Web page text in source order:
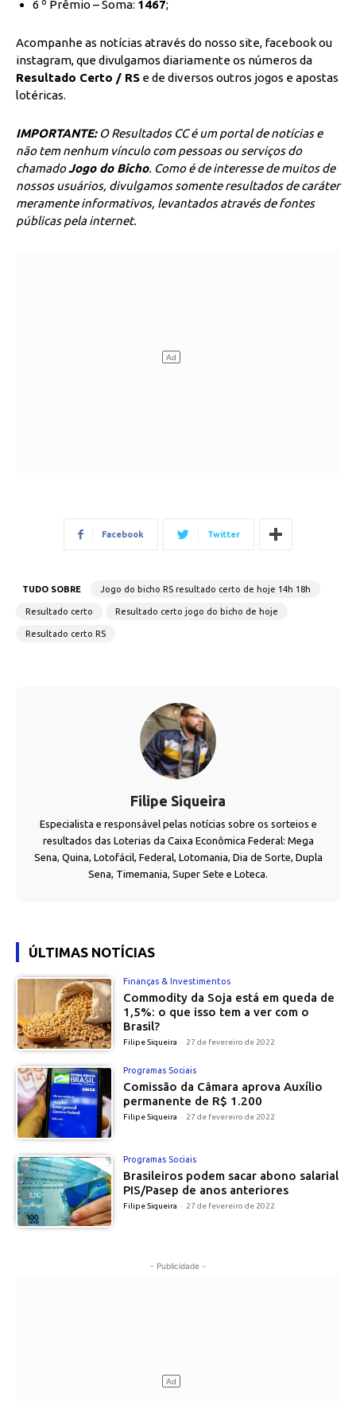
6 º Prêmio – Soma: 1467;
Acompanhe as notícias através do nosso site, facebook ou
instagram, que divulgamos diariamente os números da
Resultado Certo / RS e de diversos outros jogos e apostas
lotéricas.
IMPORTANTE:O Resultados CC é um portal de notícias e
não tem nenhum vínculo com pessoas ou serviços do
chamadoJogo do Bicho. Como é de interesse de muitos de
nossos usuários, divulgamos somente resultados de caráter
meramente informativos, levantados através de fontes
públicas pela internet.
Facebook Twitter
TUDO SOBRE Jogo do bicho RS resultado certo de hoje 14h 18h
Resultado certo Resultado certo jogo do bicho de hoje
Resultado certo RS
Filipe Siqueira
Especialista e responsável pelas notícias sobre os sorteios e
resultados das Loterias da Caixa Econômica Federal: Mega
Sena, Quina, Lotofácil, Federal, Lotomania, Dia de Sorte, Dupla
Sena, Timemania, Super Sete e Loteca.
ÚLTIMAS NOTÍCIAS
Finanças & Investimentos
Commodity da Soja está em queda de
1,5%: o que isso tem a ver com o
Brasil?
Filipe Siqueira - 27 de fevereiro de 2022
Programas Sociais
Comissão da Câmara aprova Auxílio
permanente de R$ 1.200
Filipe Siqueira - 27 de fevereiro de 2022
Programas Sociais
Brasileiros podem sacar abono salarial
PIS/Pasep de anos anteriores
Filipe Siqueira - 27 de fevereiro de 2022
- Publicidade -